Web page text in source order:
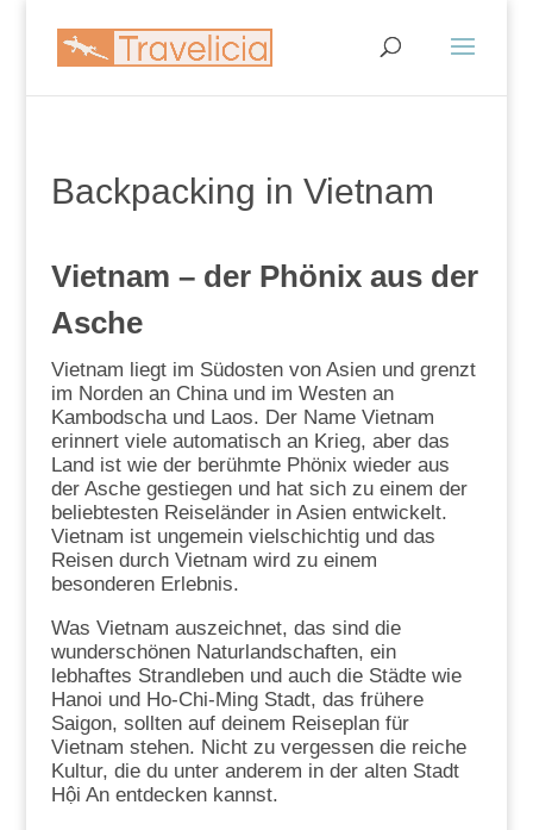
Backpacking in Vietnam
Vietnam – der Phönix aus der
Asche
Vietnam liegt im Südosten von Asien und grenzt
im Norden an China und im Westen an
Kambodscha und Laos. Der Name Vietnam
erinnert viele automatisch an Krieg, aber das
Land ist wie der berühmte Phönix wieder aus
der Asche gestiegen und hat sich zu einem der
beliebtesten Reiseländer in Asien entwickelt.
Vietnam ist ungemein vielschichtig und das
Reisen durch Vietnam wird zu einem
besonderen Erlebnis.
Was Vietnam auszeichnet, das sind die
wunderschönen Naturlandschaften, ein
lebhaftes Strandleben und auch die Städte wie
Hanoi und Ho-Chi-Ming Stadt, das frühere
Saigon, sollten auf deinem Reiseplan für
Vietnam stehen. Nicht zu vergessen die reiche
Kultur, die du unter anderem in der alten Stadt
Hội An entdecken kannst.